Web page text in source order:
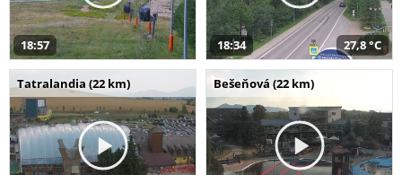
18:57 18:34 27,8 °C
Tatralandia (22 km) Bešeňová (22 km)